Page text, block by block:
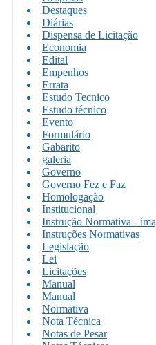
Destaques
Diárias
Dispensa de Licitação
Economia
Edital
Empenhos
Errata
Estudo Tecnico
Estudo técnico
Evento
Formulário
Gabarito
galeria
Governo
Governo Fez e Faz
Homologação
Institucional
Instrução Normativa -
Instruções Normativas
Legislação
Lei
Licitações
Manual
Manual
Normativa
Nota Técnica
Notas de Pesar